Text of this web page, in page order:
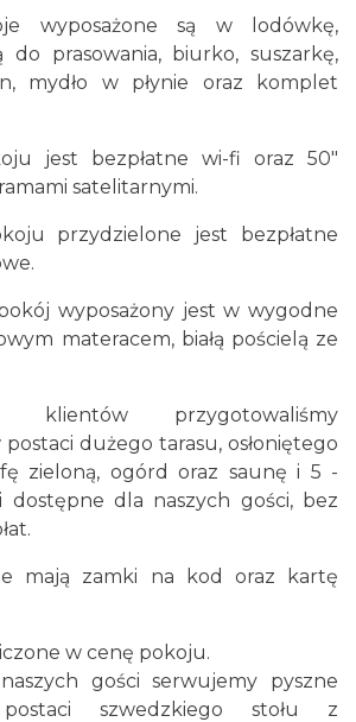
wyposażone są w lodówkę,
do prasowania, biurko, suszarkę,
mydło w płynie oraz komplet
jest bezpłatne wi-fi oraz 50"
satelitarnymi.
przydzielone jest bezpłatne
wyposażony jest w wygodne
materacem, białą pościelą ze
klientów przygotowaliśmy
dużego tarasu, osłoniętego
zieloną, ogórd oraz saunę i 5 -
dostępne dla naszych gości, bez
mają zamki na kod oraz kartę
w cenę pokoju.
gości serwujemy pyszne
szwedzkiego stołu z